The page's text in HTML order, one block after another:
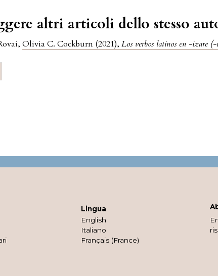
altri articoli dello stesso
Olivia C. Cockburn (2021),Los verbos latinos en -izare (-
Lingua
English
Italiano
Français (France)